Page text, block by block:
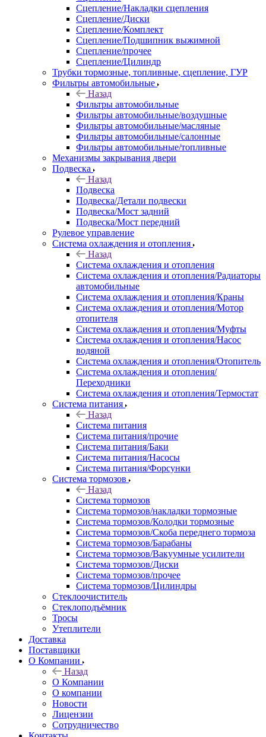
Сцепление/Накладки сцепления
Сцепление/Диски
Сцепление/Комплект
Сцепление/Подшипник выжимной
Сцепление/прочее
Сцепление/Цилиндр
Трубки тормозные, топливные, сцепление, ГУР
Фильтры автомобильные
Назад
Фильтры автомобильные
Фильтры автомобильные/воздушные
Фильтры автомобильные/масляные
Фильтры автомобильные/салонные
Фильтры автомобильные/топливные
Механизмы закрывания двери
Подвеска
Назад
Подвеска
Подвеска/Детали подвески
Подвеска/Мост задний
Подвеска/Мост передний
Рулевое управление
Система охлаждения и отопления
Назад
Система охлаждения и отопления
Система охлаждения и отопления/Радиаторы
автомобильные
Система охлаждения и отопления/Краны
Система охлаждения и отопления/Мотор
отопителя
Система охлаждения и отопления/Муфты
Система охлаждения и отопления/Насос
водяной
Система охлаждения и отопления/Отопитель
Система охлаждения и отопления/
Переходники
Система охлаждения и отопления/Термостат
Система питания
Назад
Система питания
Система питания/прочие
Система питания/Баки
Система питания/Насосы
Система питания/Форсунки
Система тормозов
Назад
Система тормозов
Система тормозов/накладки тормозные
Система тормозов/Колодки тормозные
Система тормозов/Скоба переднего тормоза
Система тормозов/Барабаны
Система тормозов/Вакуумные усилители
Система тормозов/Диски
Система тормозов/прочее
Система тормозов/Цилиндры
Стеклоочиститель
Стеклоподъёмник
Тросы
Утеплители
Доставка
Поставщики
О Компании
Назад
О Компании
О компании
Новости
Лицензии
Сотрудничество